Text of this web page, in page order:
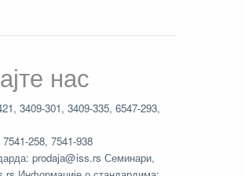
нас
3409-301, 3409-335, 6547-293,
258, 7541-938
prodaja@iss.rs Семинари,